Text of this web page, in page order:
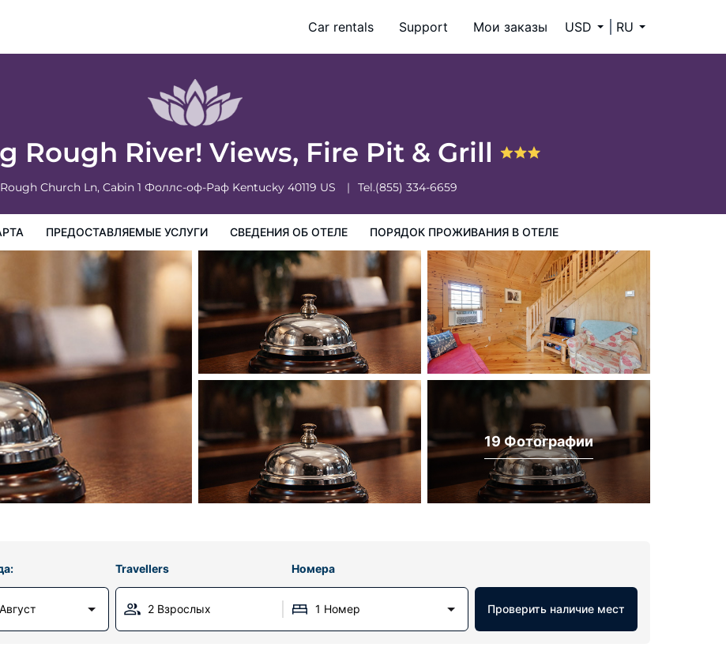
Car rentals Support Мои заказы USD RU
Rough River! Views, Fire Pit & Grill
Church Ln, Cabin 1 Фоллс-оф-Раф Kentucky 40119 US Tel.(855) 334-6659
ПРЕДОСТАВЛЯЕМЫЕ УСЛУГИ СВЕДЕНИЯ ОБ ОТЕЛЕ ПОРЯДОК ПРОЖИВАНИЯ В ОТЕЛЕ
Grill
Порядок проживания в Отеле
19 Фотографии
Travellers Номера
2 Взрослых 1 Номер Проверить наличие мест